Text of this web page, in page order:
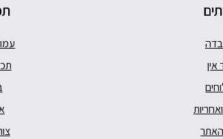
אין
האתר